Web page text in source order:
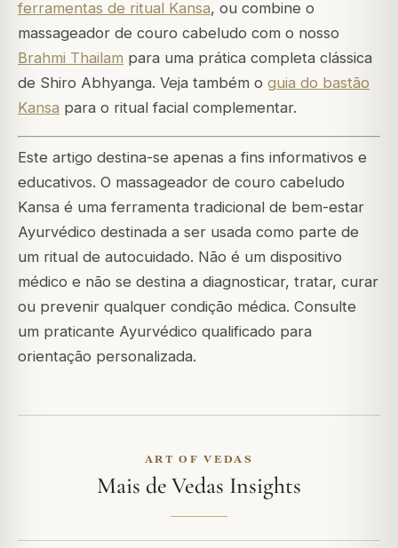
ferramentas de ritual Kansa, ou combine o
massageador de couro cabeludo com o nosso
Brahmi Thailam para uma prática completa clássica
de Shiro Abhyanga. Veja também o guia do bastão
Kansa para o ritual facial complementar.
Este artigo destina-se apenas a fins informativos e
educativos. O massageador de couro cabeludo
Kansa é uma ferramenta tradicional de bem-estar
Ayurvédico destinada a ser usada como parte de
um ritual de autocuidado. Não é um dispositivo
médico e não se destina a diagnosticar, tratar, curar
ou prevenir qualquer condição médica. Consulte
um praticante Ayurvédico qualificado para
orientação personalizada.
ART OF VEDAS
Mais de Vedas Insights